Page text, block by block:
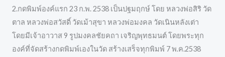
2.กดพิมพ์องค์แรก 23 ก.พ. 2538 เป็นปฐมฤกษ์ โดย หลวงพ่อสิริ วัด
ตาล หลวงพ่อสวัสดิ์ วัดเม้าสุขา หลวงพ่อมงคล วัดเนินหลังเต่า
โดยมีเจ้าอาวาส 9 รูปมงคลชัยคถา เจริญพุทธมนต์ โดยพระทุก
องค์ที่จัดสร้างกดพิมพ์เองในวัด สร้างเสร็จทุกพิมพ์ 7 พ.ค.2538